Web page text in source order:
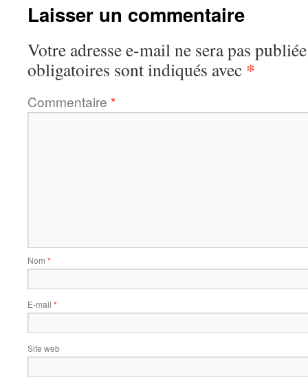
Laisser un commentaire
Votre adresse e-mail ne sera pas
obligatoires sont indiqués avec *
Commentaire *
Nom *
E-mail *
Site web